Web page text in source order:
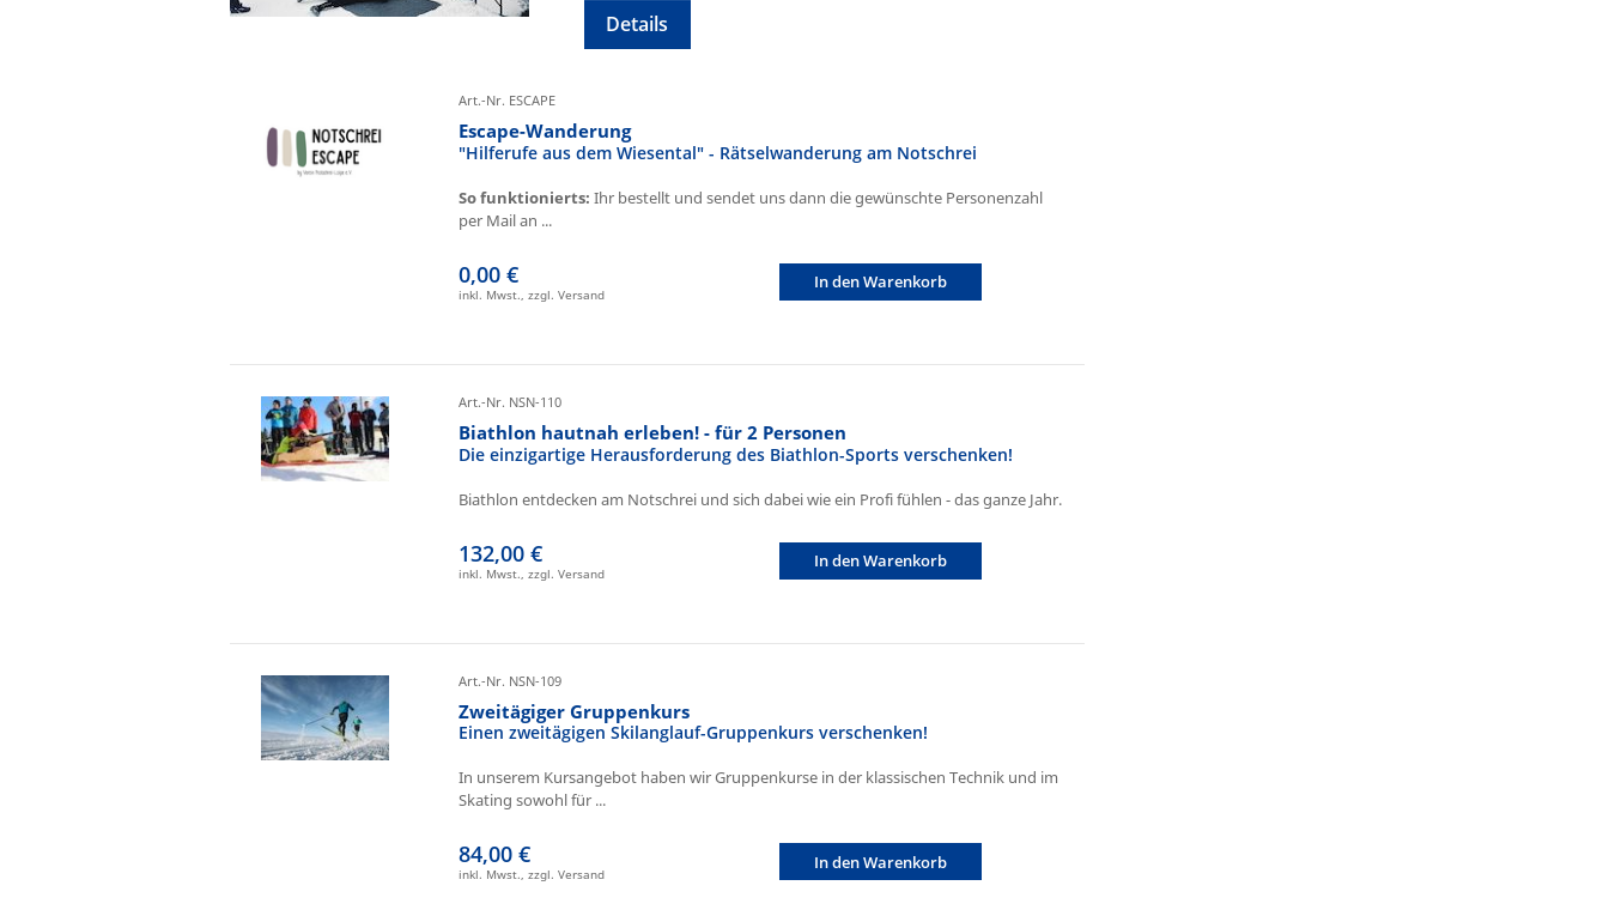
Details
Art.-Nr. ESCAPE
Escape-Wanderung
"Hilferufe aus dem Wiesental" - Rätselwanderung am Notschrei
So funktionierts: Ihr bestellt und sendet uns dann die gewünschte Personenzahl
per Mail an ...
0,00 €
inkl. Mwst., zzgl. Versand
In den Warenkorb
Art.-Nr. NSN-110
Biathlon hautnah erleben! - für 2 Personen
Die einzigartige Herausforderung des Biathlon-Sports verschenken!
Biathlon entdecken am Notschrei und sich dabei wie ein Profi fühlen - das ganze Jahr.
132,00 €
inkl. Mwst., zzgl. Versand
In den Warenkorb
Art.-Nr. NSN-109
Zweitägiger Gruppenkurs
Einen zweitägigen Skilanglauf-Gruppenkurs verschenken!
In unserem Kursangebot haben wir Gruppenkurse in der klassischen Technik und im
Skating sowohl für ...
84,00 €
inkl. Mwst., zzgl. Versand
In den Warenkorb